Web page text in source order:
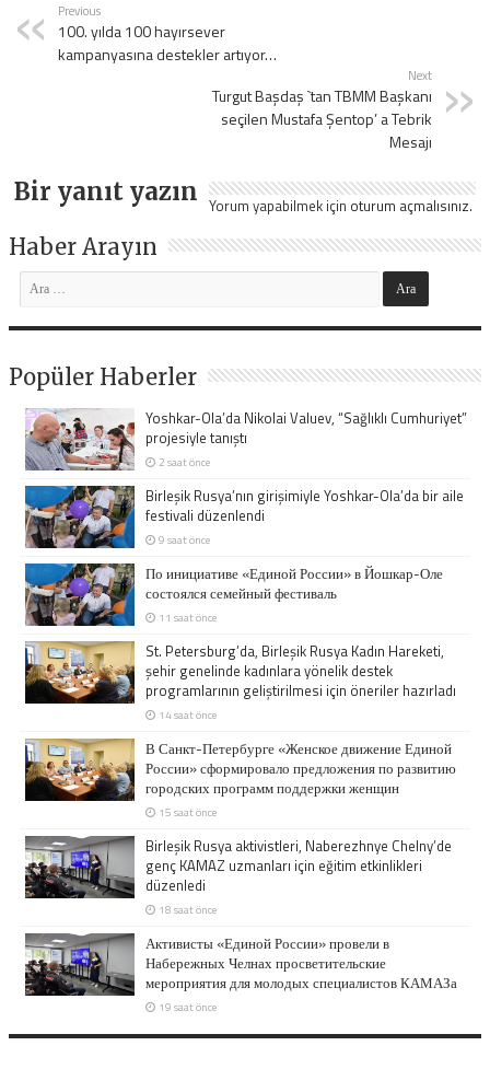
Previous
100. yılda 100 hayırsever
kampanyasına destekler artıyor…
Next
Turgut Başdaş `tan TBMM Başkanı
seçilen Mustafa Şentop’ a Tebrik
Mesajı
Bir yanıt yazın Yorum yapabilmek için oturum açmalısınız.
Haber Arayın
Popüler Haberler
Yoshkar-Ola’da Nikolai Valuev, “Sağlıklı Cumhuriyet”
projesiyle tanıştı
2 saat önce
Birleşik Rusya’nın girişimiyle Yoshkar-Ola’da bir aile
festivali düzenlendi
9 saat önce
По инициативе «Единой России» в Йошкар-Оле
состоялся семейный фестиваль
11 saat önce
St. Petersburg’da, Birleşik Rusya Kadın Hareketi,
şehir genelinde kadınlara yönelik destek
programlarının geliştirilmesi için öneriler hazırladı
14 saat önce
В Санкт-Петербурге «Женское движение Единой
России» сформировало предложения по развитию
городских программ поддержки женщин
15 saat önce
Birleşik Rusya aktivistleri, Naberezhnye Chelny’de
genç KAMAZ uzmanları için eğitim etkinlikleri
düzenledi
18 saat önce
Активисты «Единой России» провели в
Набережных Челнах просветительские
мероприятия для молодых специалистов КАМАЗа
19 saat önce